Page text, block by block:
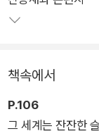
세계의 상호작용도
보여주는 〈양면의
했던 정체성을 있
다.
책속에서
P.106
그 세계는 잔잔한